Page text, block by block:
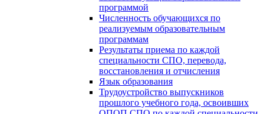
программой
Численность обучающихся по
реализуемым образовательным
программам
Результаты приема по каждой
специальности СПО, перевода,
восстановления и отчисления
Язык образования
Трудоустройство выпускников
прошлого учебного года, освоивших